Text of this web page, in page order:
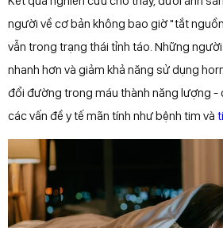
người về cơ bản không bao giờ "tắt
vẫn trong trạng thái tỉnh táo. Những
nhanh hơn và giảm khả năng sử dụng
đổi đường trong máu thành năng lượng -
các vấn đề y tế mãn tính như bệnh tim và